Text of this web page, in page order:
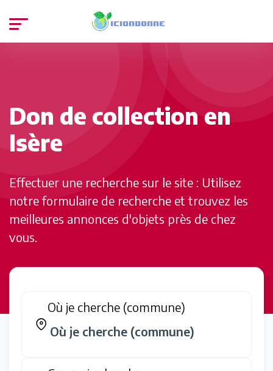
Don de collection en
Isère
Effectuer une recherche sur le site : Utilisez
notre formulaire de recherche et trouvez les
meilleures annonces d'objets près de chez
vous.
Où je cherche (commune)